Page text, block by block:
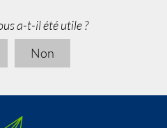
a-t-il été utile ?
Non